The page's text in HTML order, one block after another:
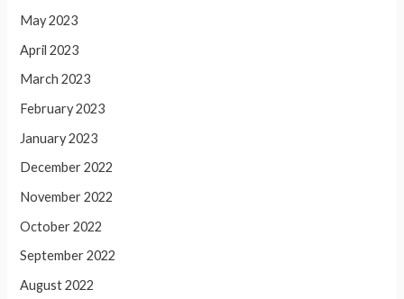
May 2023
April 2023
March 2023
February 2023
January 2023
December 2022
November 2022
October 2022
September 2022
August 2022